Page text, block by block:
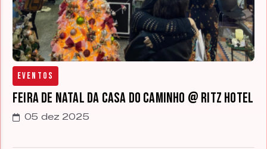
Eventos
Feira de Natal da Casa do Caminho @ Ritz Hotel
05 dez 2025